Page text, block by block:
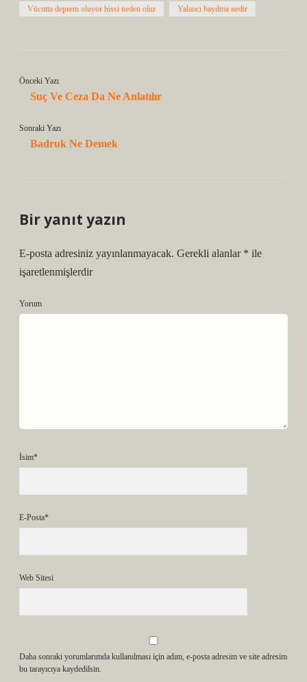
Vücutta deprem oluyor hissi neden olur Yalancı bayılma nedir
Önceki Yazı
Suç Ve Ceza Da Ne Anlatılır
Sonraki Yazı
Badruk Ne Demek
Bir yanıt yazın
E-posta adresiniz yayınlanmayacak. Gerekli alanlar * ile
işaretlenmişlerdir
Yorum
İsim*
E-Posta*
Web Sitesi
Daha sonraki yorumlarımda kullanılması için adım, e-posta adresim ve site adresim
bu tarayıcıya kaydedilsin.